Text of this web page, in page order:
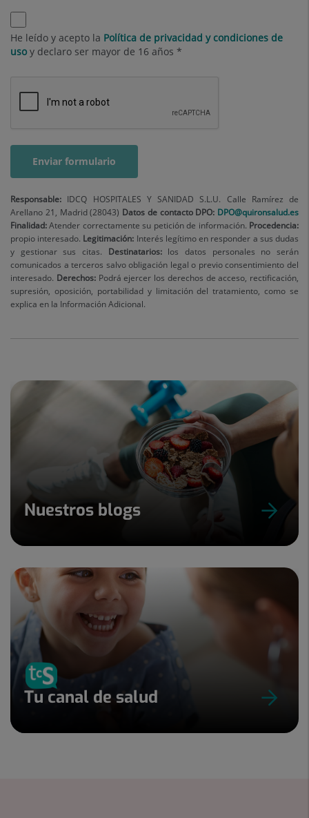
He leído y acepto la Política de privacidad y condiciones de
usoy declaro ser mayor de 16 años *
Responsable: IDCQ HOSPITALES Y SANIDAD S.L.U. Calle Ramírez de
Arellano 21, Madrid (28043) Datos de contactoDPO: DPO@quironsalud.es
Finalidad:Atender correctamente su petición de información. Procedencia:
propio interesado. Legitimación: Interés legítimo en responder a sus dudas
y gestionar sus citas. Destinatarios:los datos personales no serán
comunicados a terceros salvo obligación legal o previo consentimiento del
interesado. Derechos:Podrá ejercer los derechos de acceso, rectificación,
supresión, oposición, portabilidad y limitación del tratamiento, como se
explica en la Información Adicional.
Nuestros blogs
Tu canal de salud